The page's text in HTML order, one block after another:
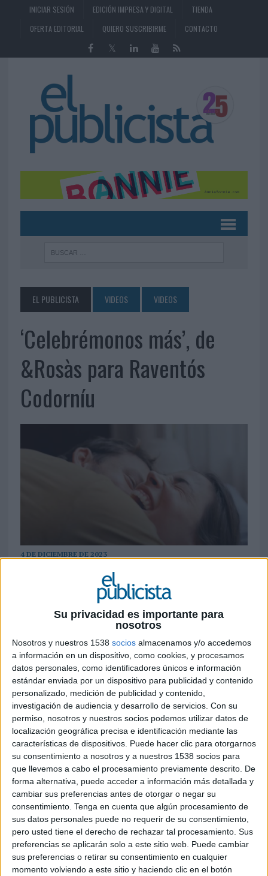
Su privacidad es importante para
nosotros
Nosotros y nuestros 1538 socios almacenamos y/o accedemos
a información en un dispositivo, como cookies, y procesamos
datos personales, como identificadores únicos e información
estándar enviada por un dispositivo para publicidad y contenido
personalizado, medición de publicidad y contenido,
investigación de audiencia y desarrollo de servicios. Con su
permiso, nosotros y nuestros socios podemos utilizar datos de
localización geográfica precisa e identificación mediante las
características de dispositivos. Puede hacer clic para otorgarnos
su consentimiento a nosotros y a nuestros 1538 socios para
que llevemos a cabo el procesamiento previamente descrito. De
forma alternativa, puede acceder a información más detallada y
cambiar sus preferencias antes de otorgar o negar su
consentimiento. Tenga en cuenta que algún procesamiento de
sus datos personales puede no requerir de su consentimiento,
pero usted tiene el derecho de rechazar tal procesamiento. Sus
preferencias se aplicarán solo a este sitio web. Puede cambiar
sus preferencias o retirar su consentimiento en cualquier
momento volviendo a este sitio y haciendo clic en el botón
INICIAR SESIÓN EDICIÓN IMPRESA Y DIGITAL
TIENDA
OFERTA EDITORIAL
QUIERO SUSCRIBIRME CONTACTO
EL PUBLICISTA VIDEOS VIDEOS
‘Celebrémonos más’, de
&Rosàs para Raventós
Codorníu
4 DE DICIEMBRE DE 2023
Ficha técnica ‘Celebrémonos más’
Anunciante: Raventós Codorníu
Proyecto: Plataforma ‘Celebrémonos más’
Producto: Anna de Codorínu, Ars Collecta
Agencia: &Rosàs
Director creativo: Jordi Luna
Director creativo ejecutivo: Isahac Oliver
Head of art: Xavi Mauri
Directora de arte: Virginia Nicolau
Redactora: Aldo Coste
Head of production: Jordi Solé